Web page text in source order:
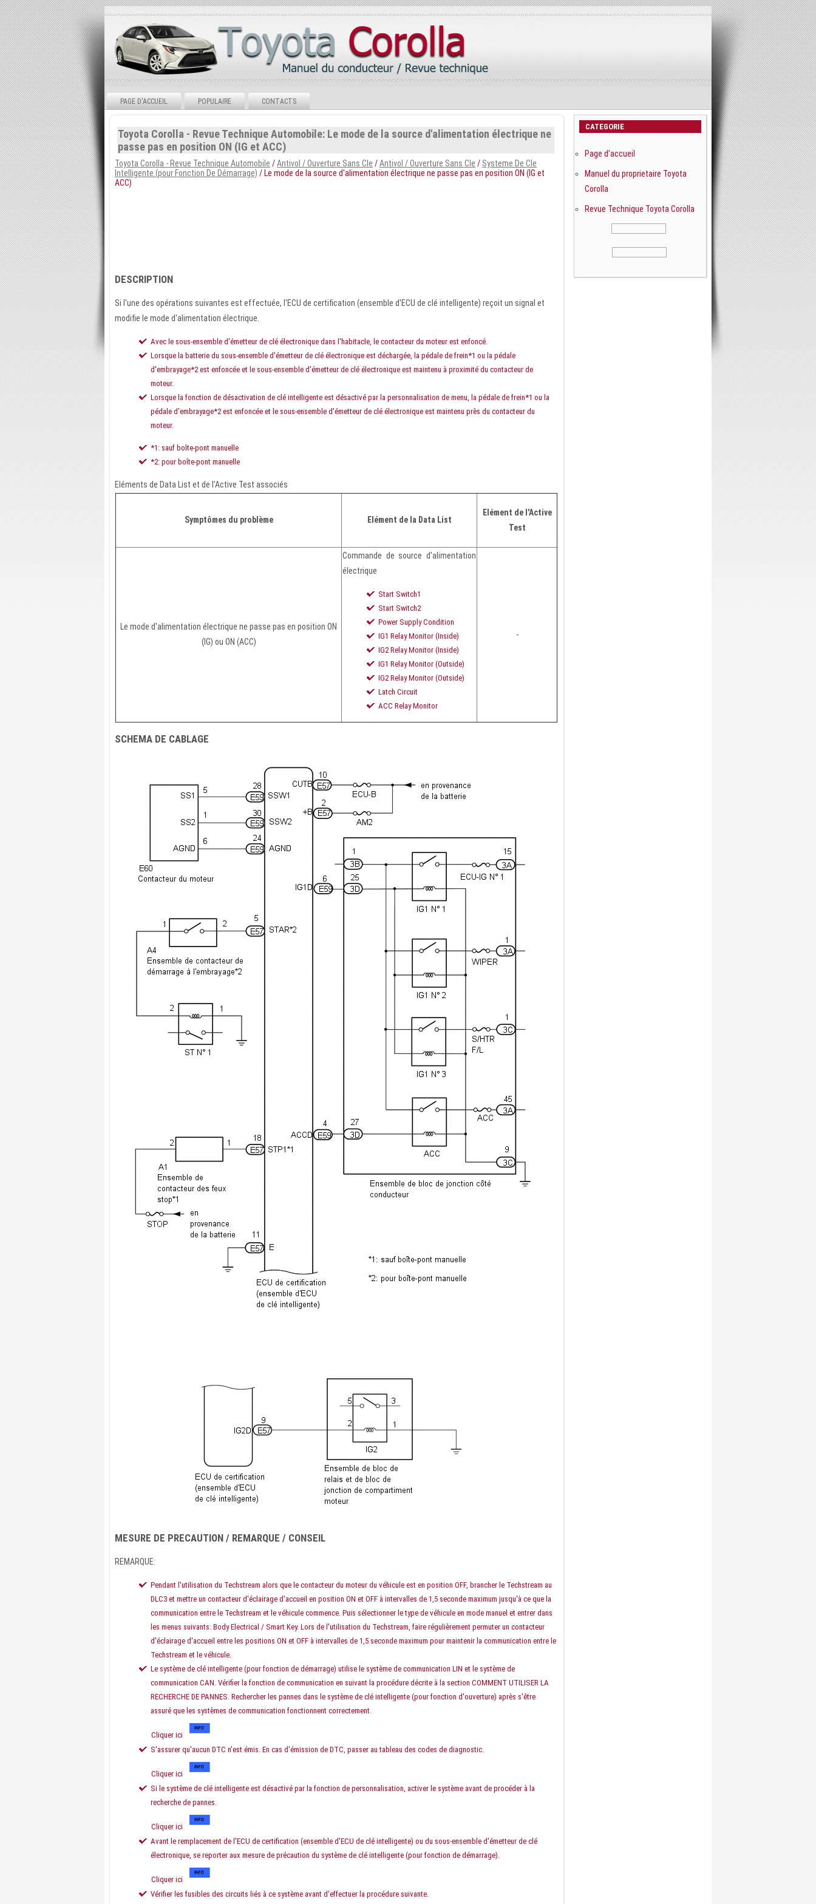
PAGE D'ACCUEIL POPULAIRE CONTACTS
Toyota Corolla - Revue Technique Automobile: Le mode de la source d'alimentation électrique ne
passe pas en position ON (IG et ACC)
Toyota Corolla - Revue Technique Automobile /Antivol / Ouverture Sans Cle /Antivol / Ouverture Sans Cle / Systeme De Cle
Intelligente (pour Fonction De Démarrage) / Le mode de la source d'alimentation électrique ne passe pas en position ON (IG et
ACC)
DESCRIPTION
Si l'une des opérations suivantes est effectuée, l'ECU de certification (ensemble d'ECU de clé intelligente) reçoit un signal et
modifie le mode d'alimentation électrique.
Avec le sous-ensemble d'émetteur de clé électronique dans l'habitacle, le contacteur du moteur est enfoncé.
Lorsque la batterie du sous-ensemble d'émetteur de clé électronique est déchargée, la pédale de frein*1 ou la pédale
d'embrayage*2 est enfoncée et le sous-ensemble d'émetteur de clé électronique est maintenu à proximité du contacteur de
moteur.
Lorsque la fonction de désactivation de clé intelligente est désactivé par la personnalisation de menu, la pédale de frein*1 ou la
pédale d'embrayage*2 est enfoncée et le sous-ensemble d'émetteur de clé électronique est maintenu près du contacteur du
moteur.
*1: sauf boîte-pont manuelle
*2: pour boîte-pont manuelle
Eléments de Data List et de l'Active Test associés
Symptômes du problème Elément de la Data List
Elément de l'Active
Test
Le mode d'alimentation électrique ne passe pas en position ON
(IG) ou ON (ACC)
Commande de source d'alimentation
électrique
Start Switch1
Start Switch2
Power Supply Condition
IG1 Relay Monitor (Inside)
IG2 Relay Monitor (Inside)
IG1 Relay Monitor (Outside)
IG2 Relay Monitor (Outside)
Latch Circuit
ACC Relay Monitor
-
SCHEMA DE CABLAGE
MESURE DE PRECAUTION / REMARQUE / CONSEIL
REMARQUE:
Pendant l'utilisation du Techstream alors que le contacteur du moteur du véhicule est en position OFF, brancher le Techstream au
DLC3 et mettre un contacteur d'éclairage d'accueil en position ON et OFF à intervalles de 1,5 seconde maximum jusqu'à ce que la
communication entre le Techstream et le véhicule commence. Puis sélectionner le type de véhicule en mode manuel et entrer dans
les menus suivants: Body Electrical / Smart Key. Lors de l'utilisation du Techstream, faire régulièrement permuter un contacteur
d'éclairage d'accueil entre les positions ON et OFF à intervalles de 1,5 seconde maximum pour maintenir la communication entre le
Techstream et le véhicule.
Le système de clé intelligente (pour fonction de démarrage) utilise le système de communication LIN et le système de
communication CAN. Vérifier la fonction de communication en suivant la procédure décrite à la section COMMENT UTILISER LA
RECHERCHE DE PANNES. Rechercher les pannes dans le système de clé intelligente (pour fonction d'ouverture) après s'être
assuré que les systèmes de communication fonctionnent correctement.
Cliquer ici
S'assurer qu'aucun DTC n'est émis. En cas d'émission de DTC, passer au tableau des codes de diagnostic.
Cliquer ici
Si le système de clé intelligente est désactivé par la fonction de personnalisation, activer le système avant de procéder à la
recherche de pannes.
Cliquer ici
Avant le remplacement de l'ECU de certification (ensemble d'ECU de clé intelligente) ou du sous-ensemble d'émetteur de clé
électronique, se reporter aux mesure de précaution du système de clé intelligente (pour fonction de démarrage).
Cliquer ici
Vérifier les fusibles des circuits liés à ce système avant d'effectuer la procédure suivante.
CATEGORIE
Page d'accueil
Manuel du proprietaire Toyota
Corolla
Revue Technique Toyota Corolla